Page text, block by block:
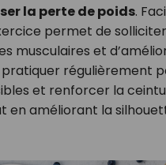
la perte de poids.
permet de
musculaires et
régulièrement
et renforcer la
en améliorant la